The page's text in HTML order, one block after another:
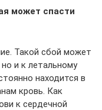
может спасти
Такой сбой может
и к летальному
находится в
кровь. Как
к сердечной